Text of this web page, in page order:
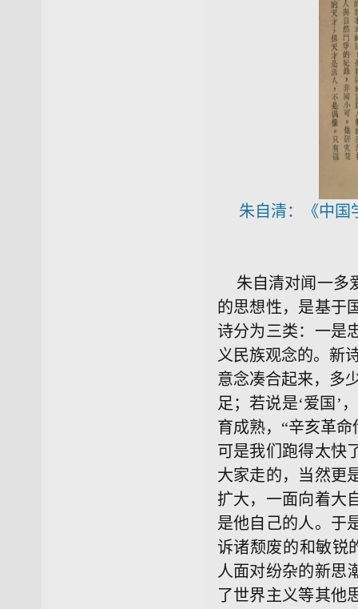
朱自清：《中
朱自清对闻一多
的思想性，是基于
诗分为三类：一是
义民族观念的。新
意念凑合起来，多
足；若说是‘爱国’
育成熟，“辛亥革
可是我们跑得太快
大家走的，当然更
扩大，一面向着大
是他自己的人。于
诉诸颓废的和敏
人面对纷杂的新思
了世界主义等其他